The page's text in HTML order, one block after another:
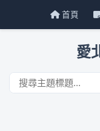
首頁
愛